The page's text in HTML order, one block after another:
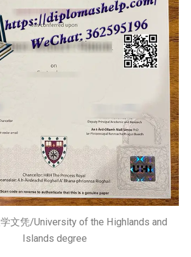
文凭/University of the Highlands and
Islands degree